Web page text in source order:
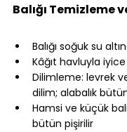
Balığı Temizleme
Balığı soğuk su
Kâğıt havluyla
Dilimleme: levrek
dilim; alabalık
Hamsi ve küçük
bütün pişirilir